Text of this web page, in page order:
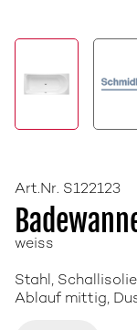
Art.Nr. S122123
weiss
Stahl,
Ablauf mittig,